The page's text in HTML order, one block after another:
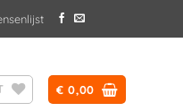
€ 0,00